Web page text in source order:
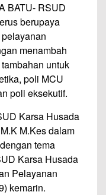
BATU- RSUD
berupaya
menambah
untuk
poli MCU
poli eksekutif.
Karsa Husada
M.Kes dalam
tema
Karsa Husada
Pelayanan
kemarin.